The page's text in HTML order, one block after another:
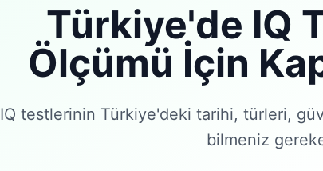
Türkiye'de IQ
Ölçümü İçin
IQ testlerinin Türkiye'deki tarihi, türleri,
bilmeniz